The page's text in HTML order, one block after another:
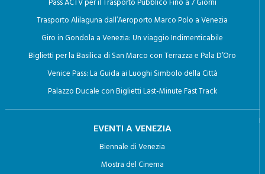
COSA FARE A VENEZIA
Pass ACTV per il Trasporto Pubblico Fino a 7 Giorni
Trasporto Alilaguna dall’Aeroporto Marco Polo a Venezia
Giro in Gondola a Venezia: Un viaggio Indimenticabile
Biglietti per la Basilica di San Marco con Terrazza e Pala D’Oro
Venice Pass: La Guida ai Luoghi Simbolo della Città
Palazzo Ducale con Biglietti Last-Minute Fast Track
EVENTI A VENEZIA